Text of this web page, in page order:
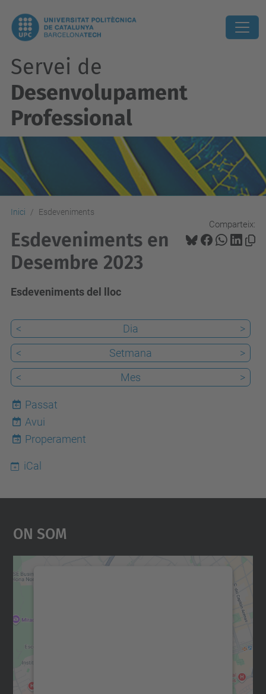
Servei de
Desenvolupament
Professional
Inici Esdeveniments
Comparteix:
Esdeveniments en
Desembre 2023
Esdeveniments del lloc
< Dia
>
<
Setmana
>
<
Mes >
Passat
7
Avui
Properament
iCal
On Som